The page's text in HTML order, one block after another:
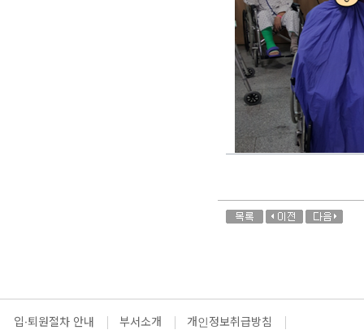
입·퇴원절차 안내 부서소개 개인정보취급방침